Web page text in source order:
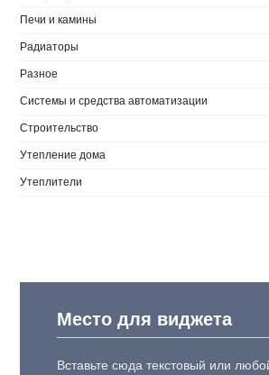
Печи и камины
Радиаторы
Разное
Системы и средства автоматизации
Строительство
Утепление дома
Утеплители
Место для виджета
Вставьте сюда текстовый или